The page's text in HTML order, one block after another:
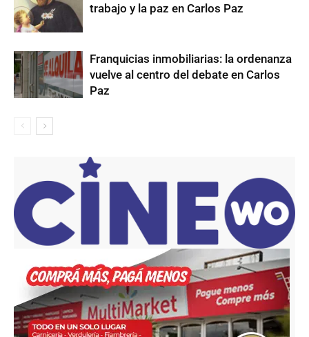
trabajo y la paz en Carlos Paz
Franquicias inmobiliarias: la ordenanza
vuelve al centro del debate en Carlos
Paz